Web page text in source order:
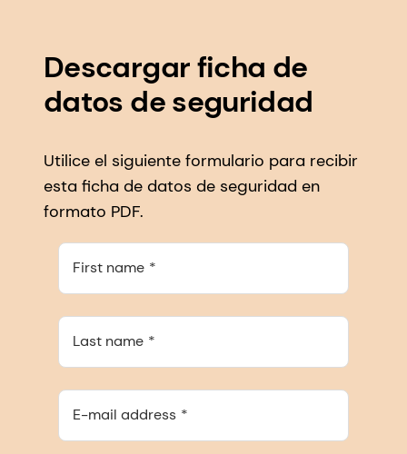
Descargar ficha de
datos de seguridad
Utilice el siguiente formulario para recibir
esta ficha de datos de seguridad en
formato PDF.
First name
Last name
E-mail address